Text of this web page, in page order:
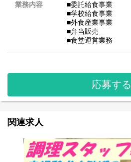
業務内容
■委託給食事業
■学校給食事業
■外食産業事業
■弁当販売
■食堂運営業務
応募する
関連求人